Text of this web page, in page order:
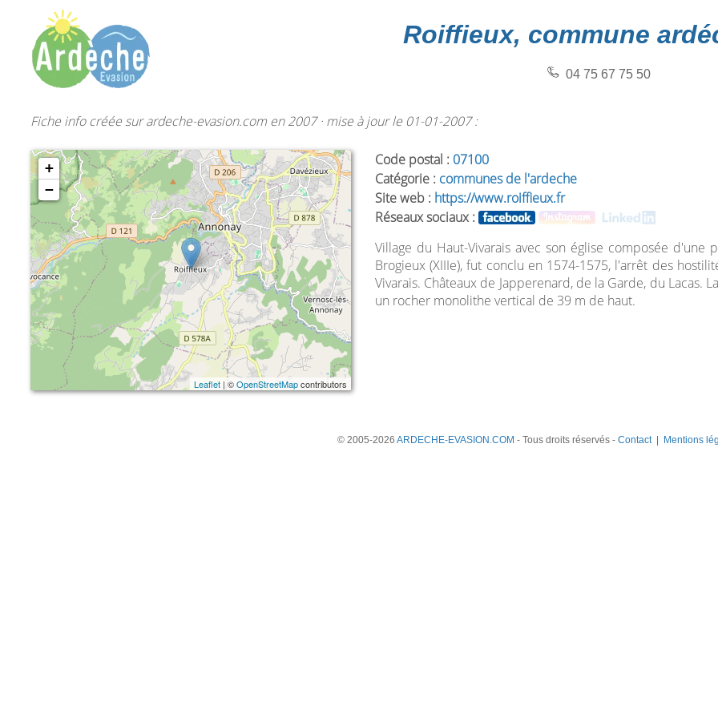
Roiffieux, commune
04 75 67 75 50
Fiche info créée sur ardeche-evasion.com en 2007 · mise à jour le 01-01-2007 :
+
−
Leaflet| ©OpenStreetMapcontributors
Code postal : 07100
Catégorie : communes de l'ardeche
Site web : https://www.roiffieux.fr
Réseaux sociaux :
Village du Haut-Vivarais avec son église composée
Brogieux (XIIIe), fut conclu en 1574-1575, l'arrêt des
Vivarais. Châteaux de Japperenard, de la Garde, du Lacas.
un rocher monolithe vertical de 39 m de haut.
© 2005-2026 ARDECHE-EVASION.COM - Tous droits réservés - Contact| Mentions